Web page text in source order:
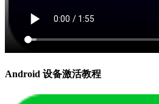
Android 设备激活教程